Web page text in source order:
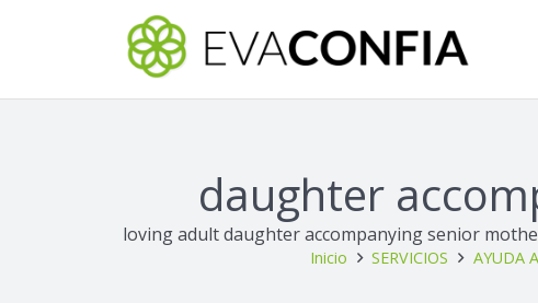
daughter
loving adult daughter accompanying senior
Inicio SERVICIOS AYUDA